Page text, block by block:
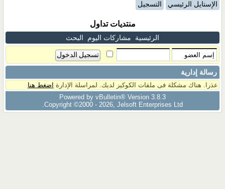
الإستايل الرئيسي التسجيل
منتديات تداول
الرئيسية مشاركات اليوم البحث
رسالة إدارية
عذرا. هناك مشكلة فى ملفات الكوكيز لديك. لمراسلة الإدارة اضغط هنا
Powered by vBulletin® Version 3.8.3
Copyright ©2000 - 2026, Jelsoft Enterprises Ltd.